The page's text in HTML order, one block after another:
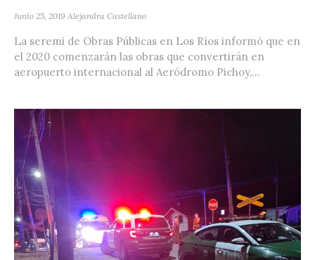
Junio 25, 2019 Alejandra Castellano
La seremi de Obras Públicas en Los Ríos informó que en
el 2020 comenzarán las obras que convertirán en
aeropuerto internacional al Aeródromo Pichoy,...